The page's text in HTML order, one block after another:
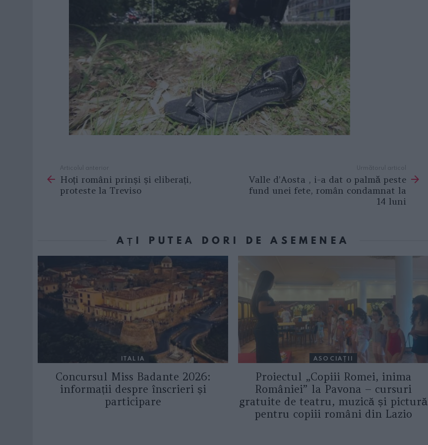
more
Articolul anterior
Hoți români prinși și eliberați,
proteste la Treviso
Următorul articol
Valle d’Aosta , i-a dat o palmă peste
fund unei fete, român condamnat la
14 luni
AȚI PUTEA DORI DE ASEMENEA
ITALIA
Concursul Miss Badante 2026:
informații despre înscrieri și
participare
ASOCIAŢII
Proiectul „Copiii Romei, inima
României” la Pavona – cursuri
gratuite de teatru, muzică și pictură
pentru copiii români din Lazio